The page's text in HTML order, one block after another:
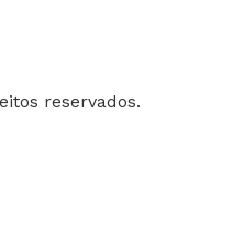
reservados.